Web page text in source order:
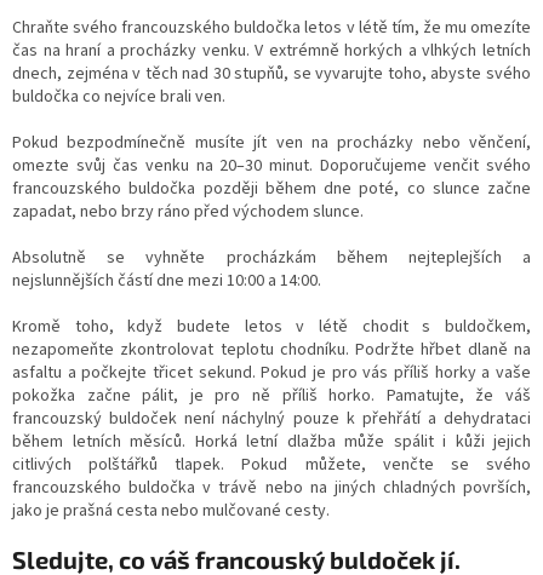
Chraňte svého francouzského buldočka letos v létě tím, že mu omezíte
čas na hraní a procházky venku. V extrémně horkých a vlhkých letních
dnech, zejména v těch nad 30 stupňů, se vyvarujte toho, abyste svého
buldočka co nejvíce brali ven.
Pokud bezpodmínečně musíte jít ven na procházky nebo věnčení,
omezte svůj čas venku na 20–30 minut. Doporučujemevenčit svého
francouzského buldočka později během dne poté, co slunce začne
zapadat, nebo brzy ráno před východem slunce.
Absolutně se vyhněte procházkám během nejteplejších a
nejslunnějších částí dne mezi 10:00 a 14:00.
Kromě toho, když budete letos v létě chodit s buldočkem,
nezapomeňte zkontrolovat teplotu chodníku.Podržte hřbet dlaně na
asfaltu a počkejte třicet sekund.Pokud je pro vás příliš horky a vaše
pokožka začne pálit, je pro ně příliš horko. Pamatujte, že váš
francouzský buldoček není náchylný pouze k přehřátí a dehydrataci
během letních měsíců. Horká letní dlažba může spálit i kůži jejich
citlivých polštářků tlapek.Pokud můžete, venčte se svého
francouzského buldočka v trávě nebo na jiných chladných površích,
jako je prašná cesta nebo mulčované cesty.
Sledujte, co váš francouský buldoček jí.